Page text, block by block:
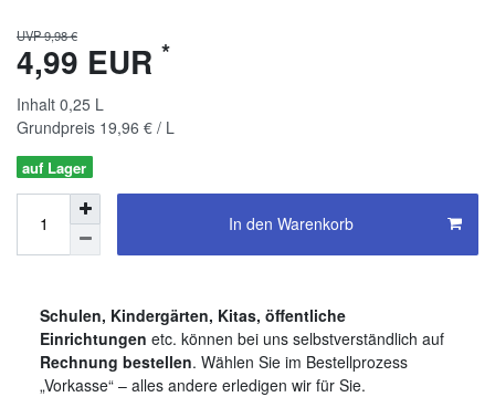
UVP 9,98 €
4,99 EUR *
Inhalt 0,25 L
Grundpreis 19,96 € / L
auf Lager
In den Warenkorb
Schulen, Kindergärten, Kitas, öffentliche
Einrichtungen etc. können bei uns selbstverständlich auf
Rechnung bestellen. Wählen Sie im Bestellprozess
„Vorkasse“ – alles andere erledigen wir für Sie.